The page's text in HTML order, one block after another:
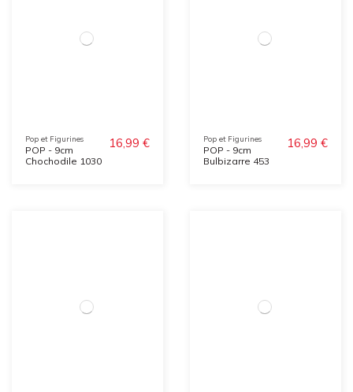
Pop et Figurines
POP - 9cm
Chochodile 1030
16,99 € Pop et Figurines
POP - 9cm
Bulbizarre 453
16,99 €